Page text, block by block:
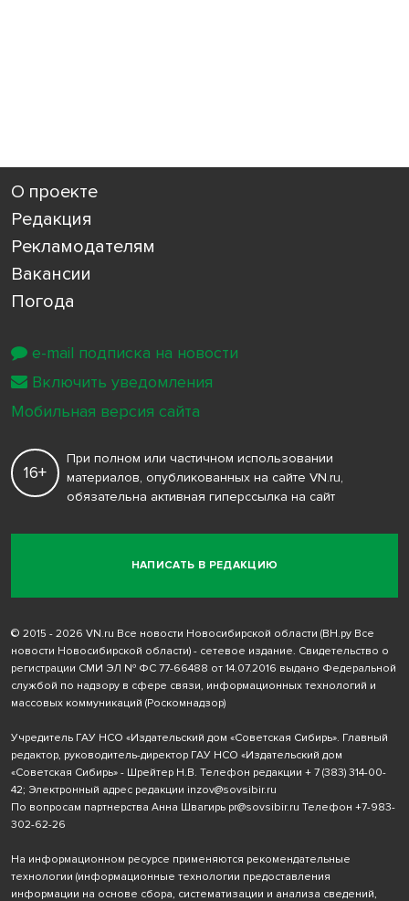
О проекте
Редакция
Рекламодателям
Вакансии
Погода
НАПИСАТЬ В РЕДАКЦИЮ
16+
При полном или частичном использовании
материалов, опубликованных на сайте VN.ru,
обязательна активная гиперссылка на сайт
© 2015 - 2026 VN.ru Все новости Новосибирской области (ВН.ру Все
новости Новосибирской области) - сетевое издание. Свидетельство о
регистрации СМИ ЭЛ № ФС 77-66488 от 14.07.2016 выдано Федеральной
службой по надзору в сфере связи, информационных технологий и
массовых коммуникаций (Роскомнадзор)
Учредитель ГАУ НСО «Издательский дом «Советская Сибирь». Главный
редактор, руководитель-директор ГАУ НСО «Издательский дом
«Советская Сибирь» - Шрейтер Н.В. Телефон редакции + 7 (383) 314-00-
42; Электронный адрес редакции inzov@sovsibir.ru
По вопросам партнерства Анна Швагирь pr@sovsibir.ru Телефон +7-983-
302-62-26
На информационном ресурсе применяются рекомендательные
технологии (информационные технологии предоставления
информации на основе сбора, систематизации и анализа сведений,
e-mail подписка на новости
Включить уведомления
Мобильная версия сайта